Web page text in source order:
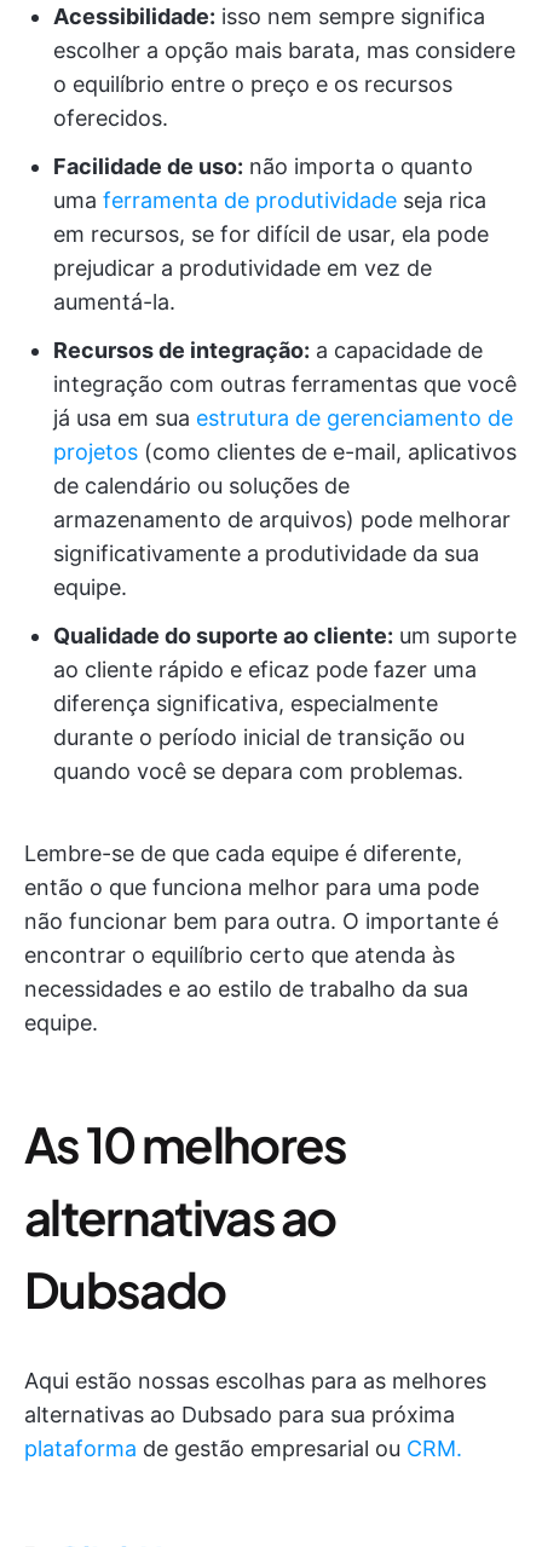
Acessibilidade: isso nem sempre significa
escolher a opção mais barata, mas considere
o equilíbrio entre o preço e os recursos
oferecidos.
Facilidade de uso: não importa o quanto
uma ferramenta de produtividade seja rica
em recursos, se for difícil de usar, ela pode
prejudicar a produtividade em vez de
aumentá-la.
Recursos de integração: a capacidade de
integração com outras ferramentas que você
já usa em sua estrutura de gerenciamento de
projetos (como clientes de e-mail, aplicativos
de calendário ou soluções de
armazenamento de arquivos) pode melhorar
significativamente a produtividade da sua
equipe.
Qualidade do suporte ao cliente: um suporte
ao cliente rápido e eficaz pode fazer uma
diferença significativa, especialmente
durante o período inicial de transição ou
quando você se depara com problemas.
Lembre-se de que cada equipe é diferente,
então o que funciona melhor para uma pode
não funcionar bem para outra. O importante é
encontrar o equilíbrio certo que atenda às
necessidades e ao estilo de trabalho da sua
equipe.
As 10 melhores
alternativas ao
Dubsado
Aqui estão nossas escolhas para as melhores
alternativas ao Dubsado para sua próxima
plataforma de gestão empresarial ou CRM.